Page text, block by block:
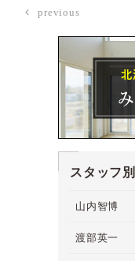
previous
スタッフ別
山内智博
渡部英一